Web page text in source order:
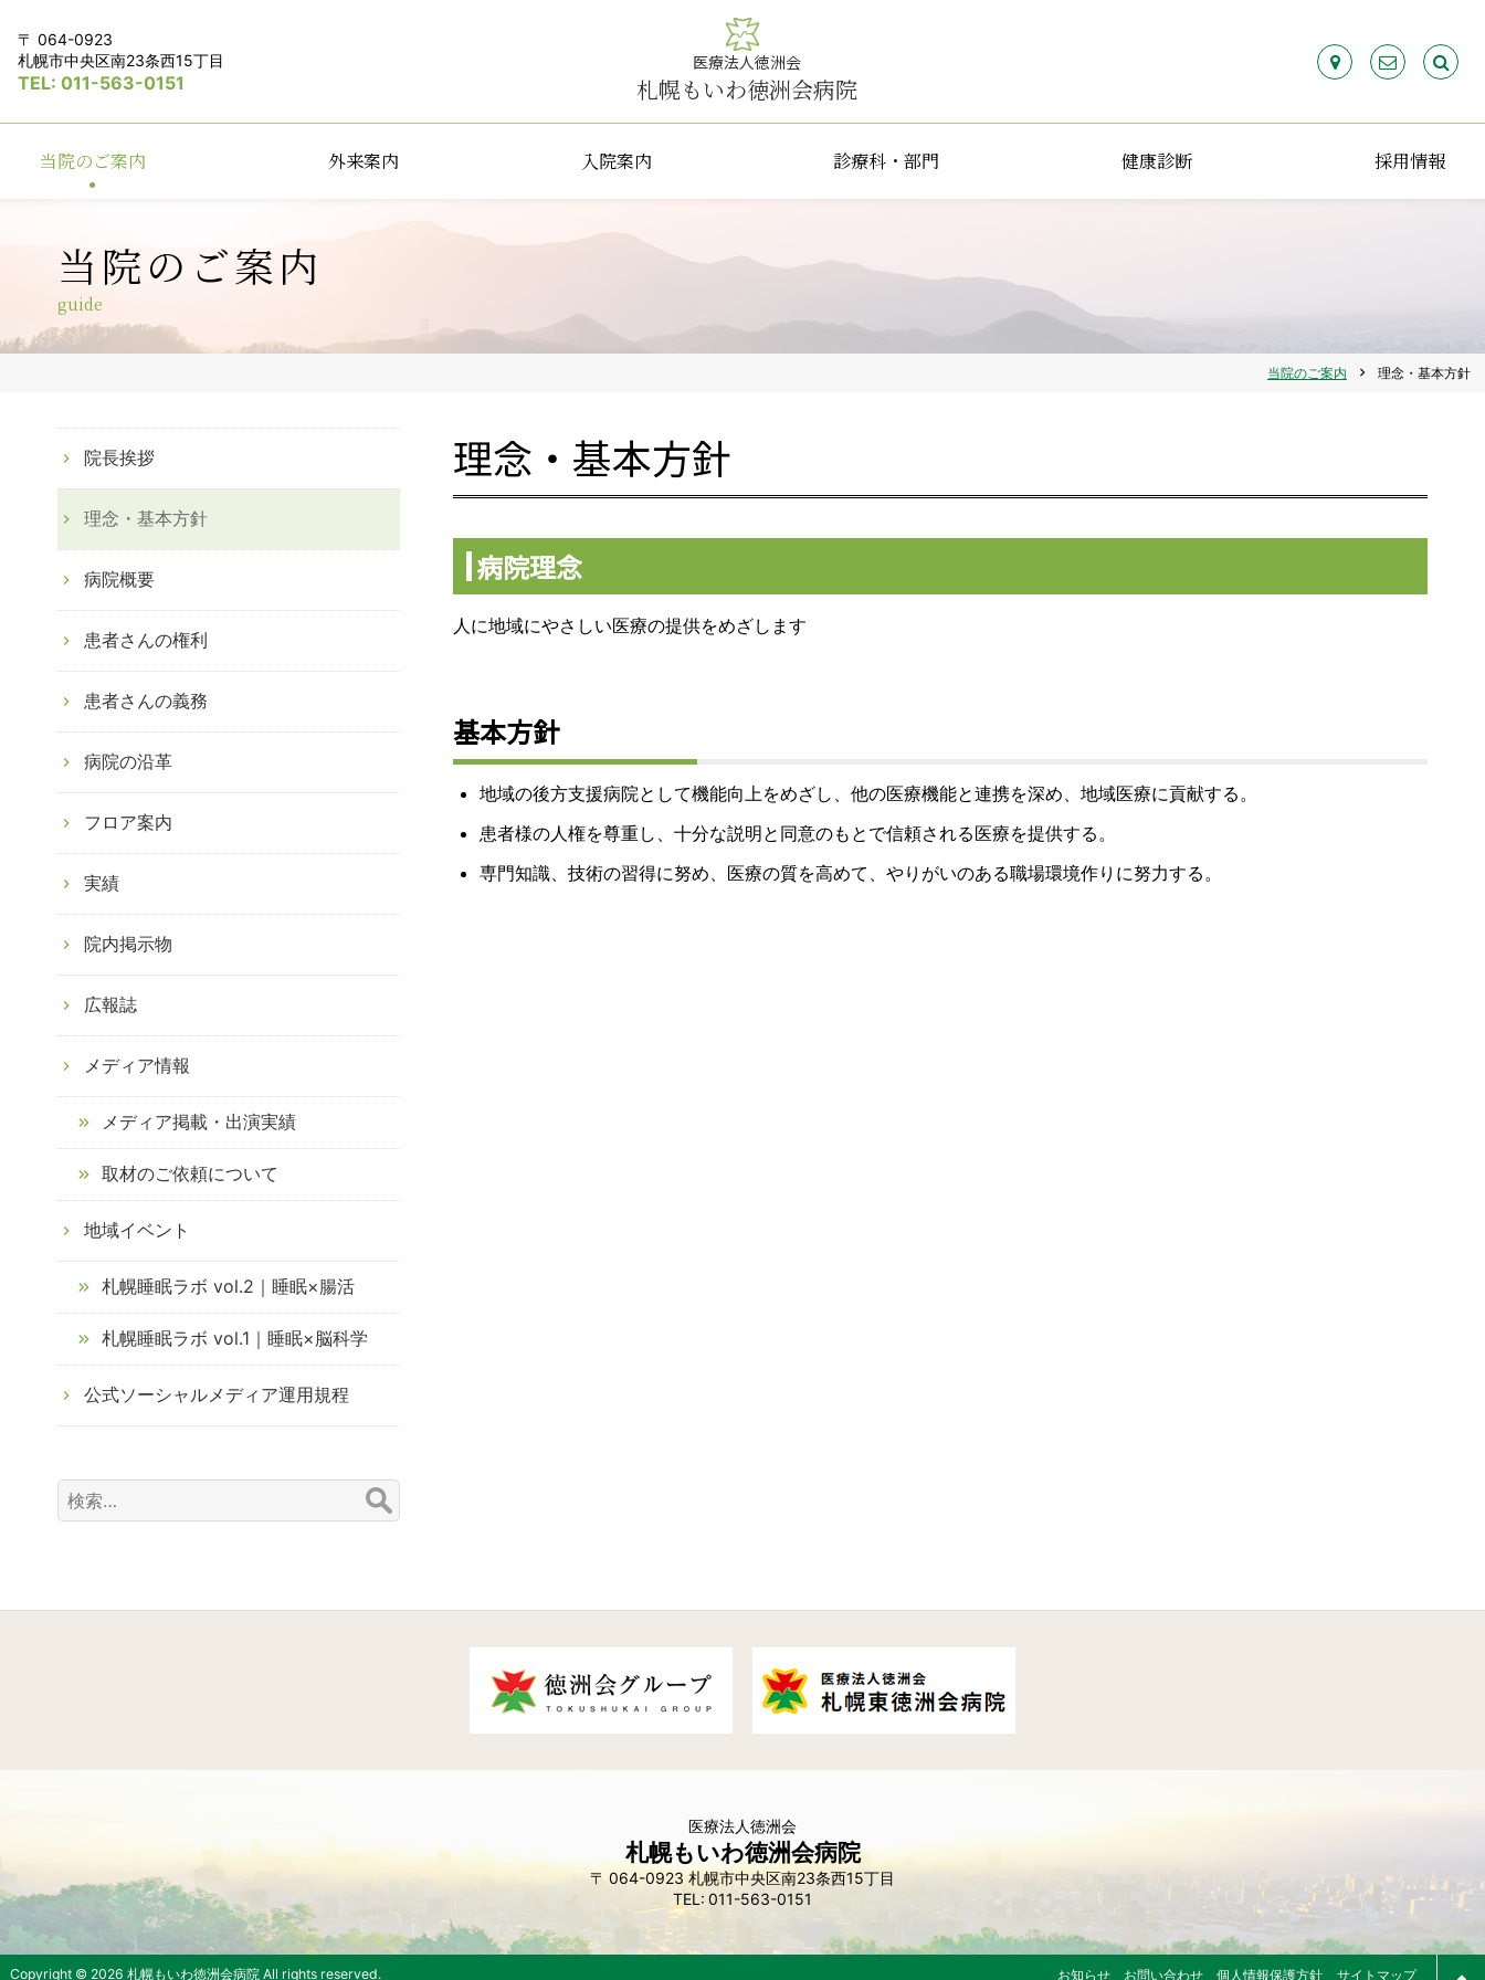
064-0923
札幌市中央区南23条西15丁目
011-563-0151
医療法人徳洲会
札幌もいわ徳洲会病院
検
索:
当院のご案内 外来案内 入院案内 診療科・部門 健康診断 採用情報
当院のご案内
guide
当院のご案内 chevron_right 理念・基本方針
理念・基本方針
病院理念
人に地域にやさしい医療の提供をめざします
基本方針
地域の後方支援病院として機能向上をめざし、他の医療機能と連携を深め、地域医療に貢献する。
患者様の人権を尊重し、十分な説明と同意のもとで信頼される医療を提供する。
専門知識、技術の習得に努め、医療の質を高めて、やりがいのある職場環境作りに努力する。
院長挨拶
理念・基本方針
病院概要
患者さんの権利
患者さんの義務
病院の沿革
フロア案内
実績
院内掲示物
広報誌
メディア情報
メディア掲載・出演実績
取材のご依頼について
地域イベント
札幌睡眠ラボ vol.2｜睡眠×腸活
札幌睡眠ラボ vol.1｜睡眠×脳科学
公式ソーシャルメディア運用規程
検
索:
医療法人徳洲会
札幌もいわ徳洲会病院
064-0923 札幌市中央区南23条西15丁目
011-563-0151
Copyright © 2026 札幌もいわ徳洲会病院 All rights reserved. お知らせ お問い合わせ 個人情報保護方針 サイトマップ